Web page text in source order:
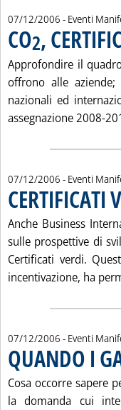
07/12/2006 - Eventi
CO2,
Approfondire il
offrono alle
nazionali ed
assegnazione 2008-
07/12/2006 - Eventi
CERTIFICATI
Anche Business
sulle prospettive di
Certificati verdi.
incentivazione, ha
07/12/2006 - Eventi
QUANDO I
Cosa occorre sapere
la domanda cui